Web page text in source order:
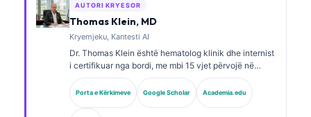
AUTORI KRYESOR
Thomas Klein, MD
Kryemjeku, Kantesti AI
Dr. Thomas Klein është hematolog klinik dhe internist
i certifikuar nga bordi, me mbi 15 vjet përvojë në
mjekësinë laboratorike dhe analizë klinike të asistuar
nga AI. Si Shef Mjekësor në Kantesti AI, ai ofron
mbikëqyrje klinike për saktësinë mjekësore të rrjetit
Porta e Kërkimeve Google Scholar Academia.edu